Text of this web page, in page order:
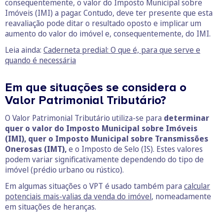
consequentemente, o valor do Imposto Municipal sobre
Imóveis (IMI) a pagar. Contudo, deve ter presente que esta
reavaliação pode ditar o resultado oposto e implicar um
aumento do valor do imóvel e, consequentemente, do IMI.
Leia ainda: Caderneta predial: O que é, para que serve e
quando é necessária
Em que situações se considera o
Valor Patrimonial Tributário?
O Valor Patrimonial Tributário utiliza-se para determinar
quer o valor do Imposto Municipal sobre Imóveis
(IMI), quer o Imposto Municipal sobre Transmissões
Onerosas (IMT),e o Imposto de Selo (IS). Estes valores
podem variar significativamente dependendo do tipo de
imóvel (prédio urbano ou rústico).
Em algumas situações o VPT é usado também para calcular
potenciais mais-valias da venda do imóvel, nomeadamente
em situações de heranças.